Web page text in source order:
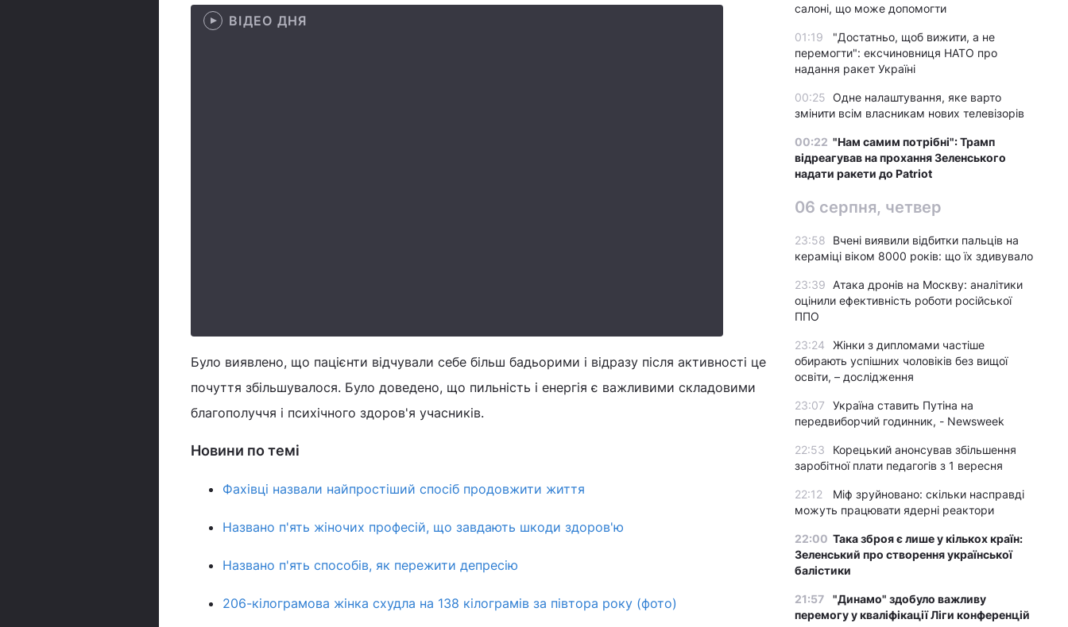
ВІДЕО ДНЯ
Було виявлено, що пацієнти відчували себе більш бадьорими і відразу після активності це
почуття збільшувалося. Було доведено, що пильність і енергія є важливими складовими
благополуччя і психічного здоров'я учасників.
Новини по темі
Фахівці назвали найпростіший спосіб продовжити життя
Названо п'ять жіночих професій, що завдають шкоди здоров'ю
Названо п'ять способів, як пережити депресію
206-кілограмова жінка схудла на 138 кілограмів за півтора року (фото)
салоні, що може допомогти
01:19
"Достатньо, щоб вижити, а не
перемогти": ексчиновниця НАТО про
надання ракет Україні
00:25 Одне налаштування, яке варто
змінити всім власникам нових телевізорів
00:22 "Нам самим потрібні": Трамп
відреагував на прохання Зеленського
надати ракети до Patriot
06 серпня, четвер
23:58
Вчені виявили відбитки пальців на
кераміці віком 8000 років: що їх здивувало
23:39
Атака дронів на Москву: аналітики
оцінили ефективність роботи російської
ППО
23:24
Жінки з дипломами частіше
обирають успішних чоловіків без вищої
освіти, – дослідження
23:07
Україна ставить Путіна на
передвиборчий годинник, - Newsweek
22:53
Корецький анонсував збільшення
заробітної плати педагогів з 1 вересня
22:12
Міф зруйновано: скільки насправді
можуть працювати ядерні реактори
22:00 Така зброя є лише у кількох країн:
Зеленський про створення української
балістики
21:57
"Динамо" здобуло важливу
перемогу у кваліфікації Ліги конференцій